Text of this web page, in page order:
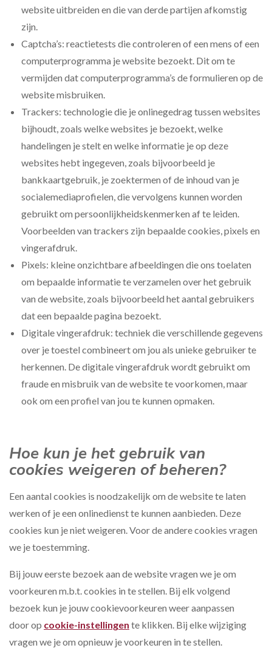
website uitbreiden en die van derde partijen afkomstig
zijn.
Captcha’s: reactietests die controleren of een mens of een
computerprogramma je website bezoekt. Dit om te
vermijden dat computerprogramma’s de formulieren op de
website misbruiken.
Trackers: technologie die je onlinegedrag tussen websites
bijhoudt, zoals welke websites je bezoekt, welke
handelingen je stelt en welke informatie je op deze
websites hebt ingegeven, zoals bijvoorbeeld je
bankkaartgebruik, je zoektermen of de inhoud van je
socialemediaprofielen, die vervolgens kunnen worden
gebruikt om persoonlijkheidskenmerken af te leiden.
Voorbeelden van trackers zijn bepaalde cookies, pixels en
vingerafdruk.
Pixels: kleine onzichtbare afbeeldingen die ons toelaten
om bepaalde informatie te verzamelen over het gebruik
van de website, zoals bijvoorbeeld het aantal gebruikers
dat een bepaalde pagina bezoekt.
Digitale vingerafdruk: techniek die verschillende gegevens
over je toestel combineert om jou als unieke gebruiker te
herkennen. De digitale vingerafdruk wordt gebruikt om
fraude en misbruik van de website te voorkomen, maar
ook om een profiel van jou te kunnen opmaken.
Hoe kun je het gebruik van
cookies weigeren of beheren?
Een aantal cookies is noodzakelijk om de website te laten
werken of je een onlinedienst te kunnen aanbieden. Deze
cookies kun je niet weigeren. Voor de andere cookies vragen
we je toestemming.
Bij jouw eerste bezoek aan de website vragen we je om
voorkeuren m.b.t. cookies in te stellen. Bij elk volgend
bezoek kun je jouw cookievoorkeuren weer aanpassen
door op cookie-instellingen te klikken. Bij elke wijziging
vragen we je om opnieuw je voorkeuren in te stellen.